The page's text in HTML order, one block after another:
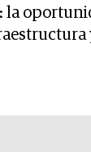
la